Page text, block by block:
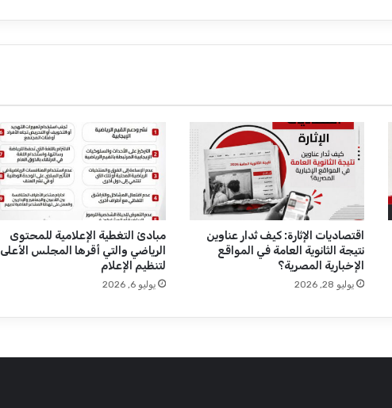
ذ
ت
د
ى
م
ت
ل
ا
ز
م
و
اقتصاديات الإثارة: كيف تُدار عناوين
نتيجة الثانوية العامة في المواقع
الإخبارية المصرية؟
يوليو 28, 2026
مبادئ التغطية الإعلامية للمحتوى
الرياضي والتي أقرها المجلس الأعلى
لتنظيم الإعلام
يوليو 6, 2026